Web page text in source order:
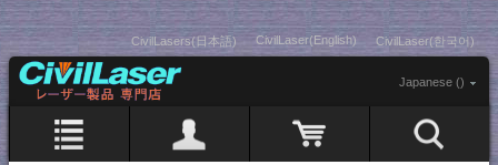
CivilLasers(日本語) CivilLaser(English) CivilLaser(한국어)
Japanese ()